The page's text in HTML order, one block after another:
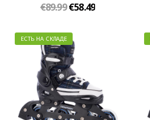
€89.99€58.49
ЕСТЬ НА СКЛАДЕ